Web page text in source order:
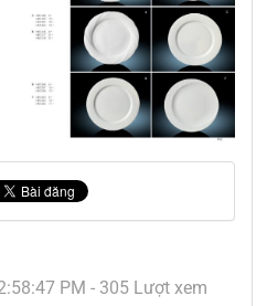
PM - 305 Lượt xem